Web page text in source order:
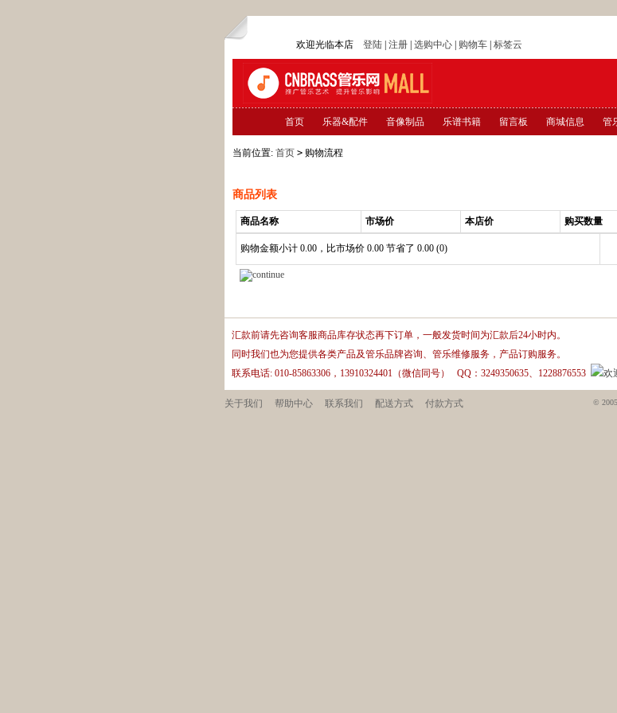
欢迎光临本店 登陆| 注册| 选购中心| 购物车| 标签云
首页 乐器&配件 音像制品 乐谱书籍 留言板 商城信息 管
当前位置: 首页 > 购物流程
商品列表
商品名称 市场价 本店价 购买数量
购物金额小计 0.00，比市场价 0.00 节省了 0.00 (0)
汇款前请先咨询客服商品库存状态再下订单，一般发货时间为汇款后24小时内。
同时我们也为您提供各类产品及管乐品牌咨询、管乐维修服务，产品订购服务。
联系电话: 010-85863306，13910324401（微信同号） QQ：3249350635、1228876553
关于我们 帮助中心 联系我们 配送方式 付款方式
©